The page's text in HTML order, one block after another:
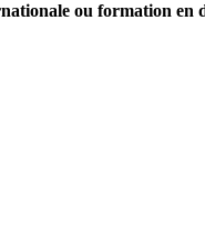
ou formation en